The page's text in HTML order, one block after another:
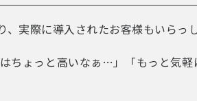
実際に導入されたお客様もいらっし
ちょっと高いなぁ…」「もっと気